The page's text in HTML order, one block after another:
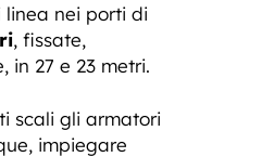
linea nei porti di
, fissate,
in 27 e 23 metri.
scali gli armatori
impiegare